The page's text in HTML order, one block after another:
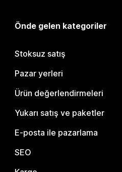
Önde gelen kategoriler
Stoksuz satış
Pazar yerleri
Ürün değerlendirmeleri
Yukarı satış ve paketler
E-posta ile pazarlama
SEO